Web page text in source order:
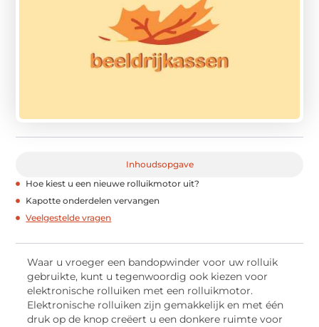
Inhoudsopgave
Hoe kiest u een nieuwe rolluikmotor uit?
Kapotte onderdelen vervangen
Veelgestelde vragen
Waar u vroeger een bandopwinder voor uw rolluik
gebruikte, kunt u tegenwoordig ook kiezen voor
elektronische rolluiken met een rolluikmotor.
Elektronische rolluiken zijn gemakkelijk en met één
druk op de knop creëert u een donkere ruimte voor